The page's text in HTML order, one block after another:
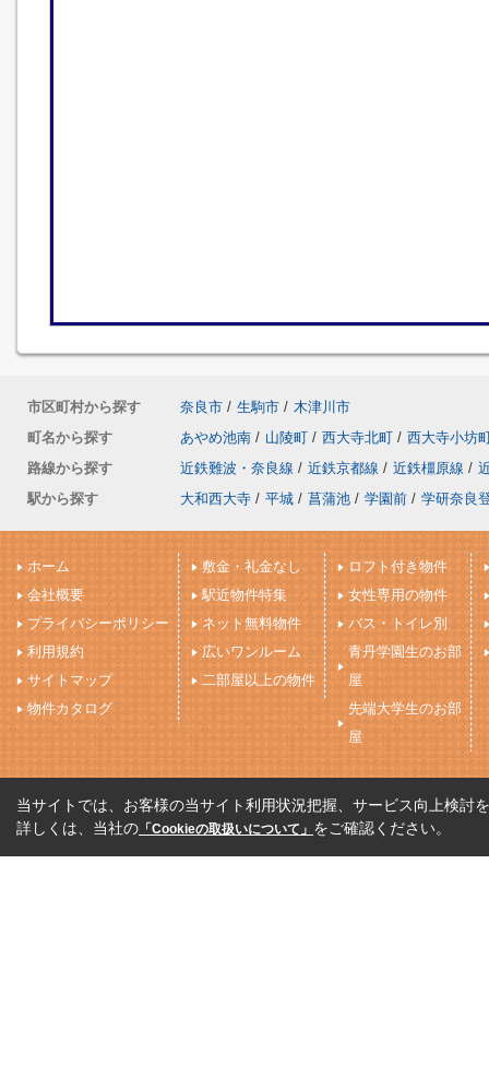
市区町村から探す 奈良市 / 生駒市 / 木津川市
町名から探す
あやめ池南 / 山陵町 / 西大寺北町 / 西大寺小坊
路線から探す
近鉄難波・奈良線 / 近鉄京都線 / 近鉄橿原線 /
駅から探す
大和西大寺 / 平城 / 菖蒲池 / 学園前 / 学研奈良
ホーム
会社概要
プライバシーポリシー
利用規約
サイトマップ
物件カタログ
敷金・礼金なし
駅近物件特集
ネット無料物件
広いワンルーム
二部屋以上の物件
ロフト付き物件
女性専用の物件
バス・トイレ別
青丹学園生のお部
屋
先端大学生のお部
屋
当サイトでは、お客様の当サイト利用状況把握、サービス向上検討
詳しくは、当社の 「Cookieの取扱いについて」 をご確認ください。